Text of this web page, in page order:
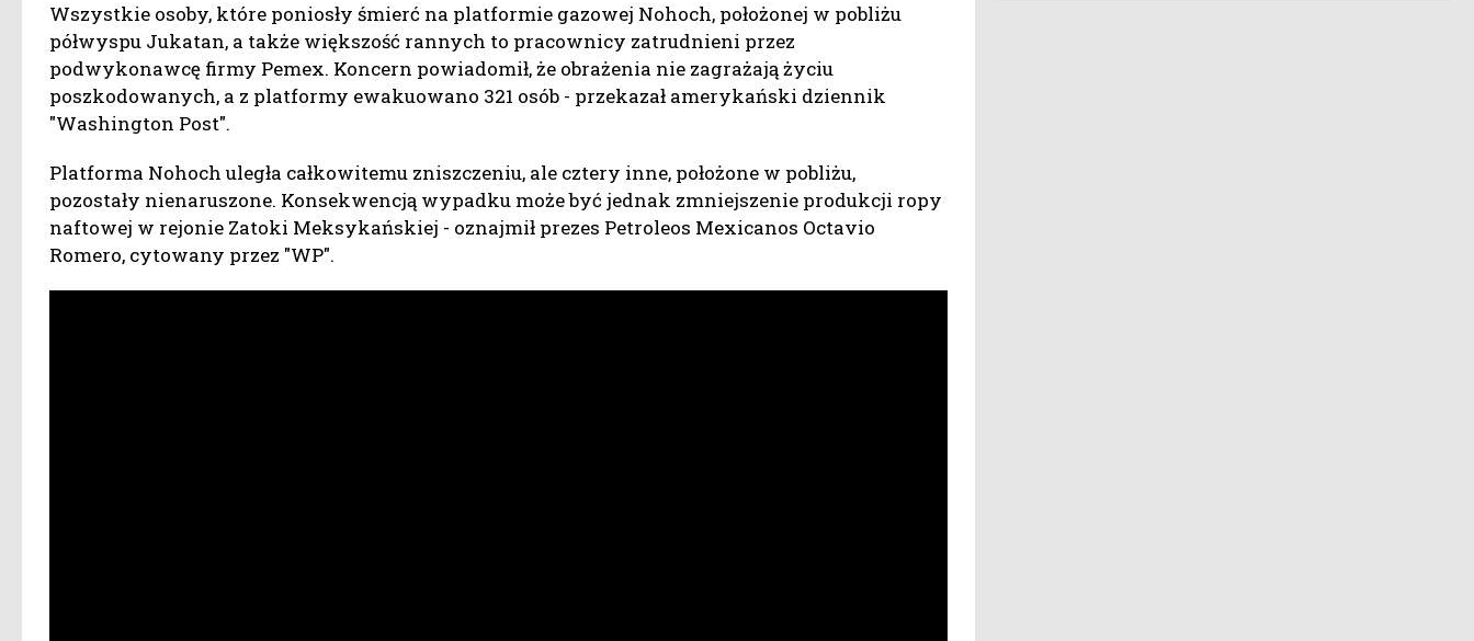
Wszystkie osoby, które poniosły śmierć na platformie gazowej Nohoch, położonej w pobliżu
półwyspu Jukatan, a także większość rannych to pracownicy zatrudnieni przez
podwykonawcę firmy Pemex. Koncern powiadomił, że obrażenia nie zagrażają życiu
poszkodowanych, a z platformy ewakuowano 321 osób - przekazał amerykański dziennik
"Washington Post".
Platforma Nohoch uległa całkowitemu zniszczeniu, ale cztery inne, położone w pobliżu,
pozostały nienaruszone. Konsekwencją wypadku może być jednak zmniejszenie produkcji ropy
naftowej w rejonie Zatoki Meksykańskiej - oznajmił prezes Petroleos Mexicanos Octavio
Romero, cytowany przez "WP".